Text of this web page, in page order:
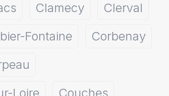
Clamecy
Clerval
Fontaine
Corbenay
Loire
Couches